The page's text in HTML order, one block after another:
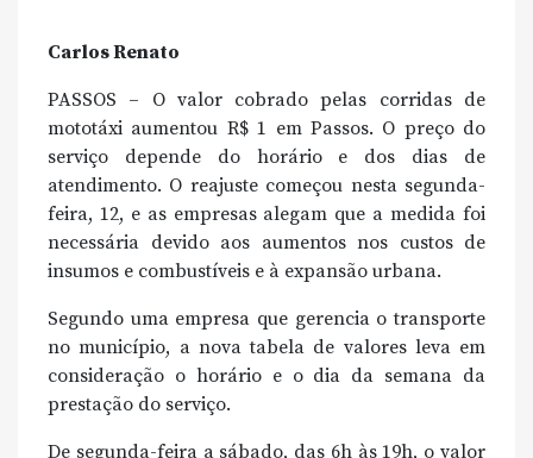
Carlos Renato
PASSOS – O valor cobrado pelas corridas de
mototáxi aumentou R$ 1 em Passos. O preço do
serviço depende do horário e dos dias de
atendimento. O reajuste começou nesta segunda-
feira, 12, e as empresas alegam que a medida foi
necessária devido aos aumentos nos custos de
insumos e combustíveis e à expansão urbana.
Segundo uma empresa que gerencia o transporte
no município, a nova tabela de valores leva em
consideração o horário e o dia da semana da
prestação do serviço.
De segunda-feira a sábado, das 6h às 19h, o valor